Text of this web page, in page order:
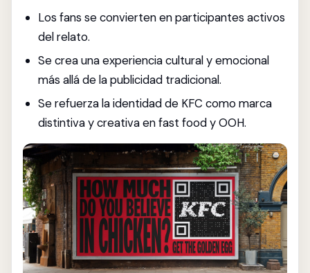
Los fans se convierten en participantes activos
del relato.
Se crea una experiencia cultural y emocional
más allá de la publicidad tradicional.
Se refuerza la identidad de KFC como marca
distintiva y creativa en fast food y OOH.